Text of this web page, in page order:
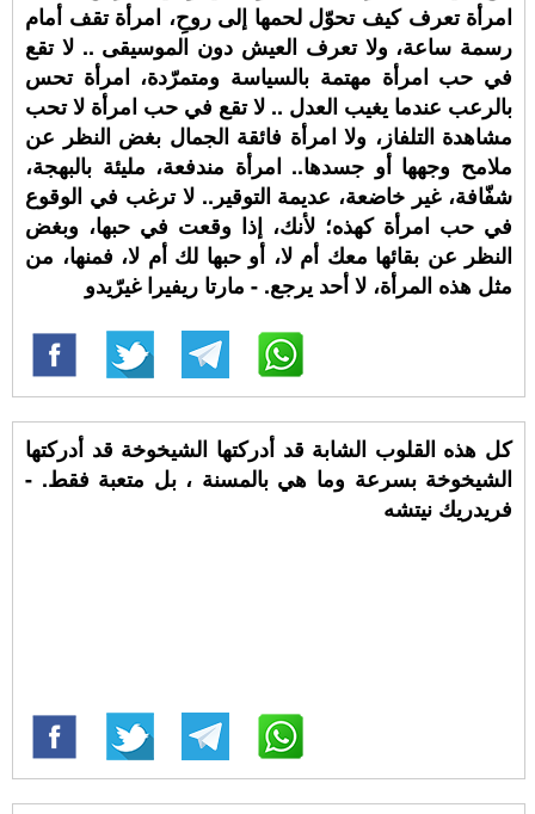
امرأة تعرف كيف تحوّل لحمها إلى روحِ، امرأة تقف أمام
رسمة ساعة، ولا تعرف العيش دون الموسيقى .. لا تقع
في حب امرأة مهتمة بالسياسة ومتمرّدة، امرأة تحس
بالرعب عندما يغيب العدل .. لا تقع في حب امرأة لا تحب
مشاهدة التلفاز، ولا امرأة فائقة الجمال بغض النظر عن
ملامح وجهها أو جسدها.. امرأة مندفعة، مليئة بالبهجة،
شفّافة، غير خاضعة، عديمة التوقير.. لا ترغب في الوقوع
في حب امرأة كهذه؛ لأنك، إذا وقعت في حبها، وبغض
النظر عن بقائها معك أم لا، أو حبها لك أم لا، فمنها، من
مثل هذه المرأة، لا أحد يرجع. - مارتا ريفيرا غيرّيدو
كل هذه القلوب الشابة قد أدركتها الشيخوخة قد أدركتها
الشيخوخة بسرعة وما هي بالمسنة ، بل متعبة فقط. -
فريدريك نيتشه